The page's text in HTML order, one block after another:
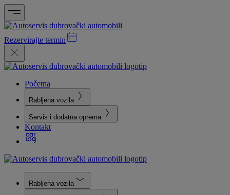
Rezervirajte termin
Početna
Rabljena vozila
Servis i dodatna oprema
Kontakt
Rabljena vozila